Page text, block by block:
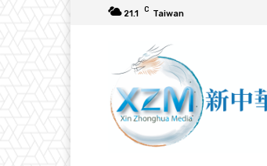
21.1 C Taiwan